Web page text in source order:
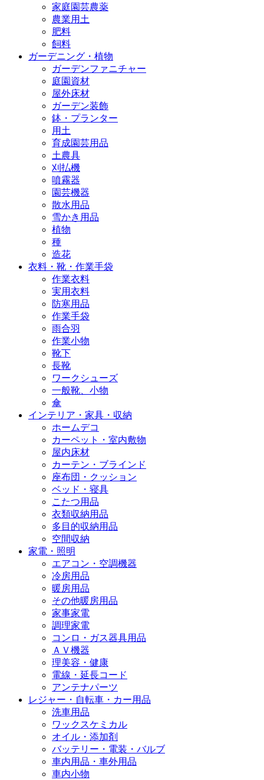
家庭園芸農薬
農業用土
肥料
飼料
ガーデニング・植物
ガーデンファニチャー
庭園資材
屋外床材
ガーデン装飾
鉢・プランター
用土
育成園芸用品
土農具
刈払機
噴霧器
園芸機器
散水用品
雪かき用品
植物
種
造花
衣料・靴・作業手袋
作業衣料
実用衣料
防寒用品
作業手袋
雨合羽
作業小物
靴下
長靴
ワークシューズ
一般靴、小物
傘
インテリア・家具・収納
ホームデコ
カーペット・室内敷物
屋内床材
カーテン・ブラインド
座布団・クッション
ベッド・寝具
こたつ用品
衣類収納用品
多目的収納用品
空間収納
家電・照明
エアコン・空調機器
冷房用品
暖房用品
その他暖房用品
家事家電
調理家電
コンロ・ガス器具用品
ＡＶ機器
理美容・健康
電線・延長コード
アンテナパーツ
レジャー・自転車・カー用品
洗車用品
ワックスケミカル
オイル・添加剤
バッテリー・電装・バルブ
車内用品・車外用品
車内小物